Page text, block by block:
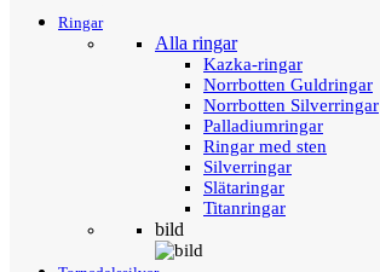
Ringar
Alla ringar
Kazka-ringar
Norrbotten Guldringar
Norrbotten Silverringar
Palladiumringar
Ringar med sten
Silverringar
Slätaringar
Titanringar
bild